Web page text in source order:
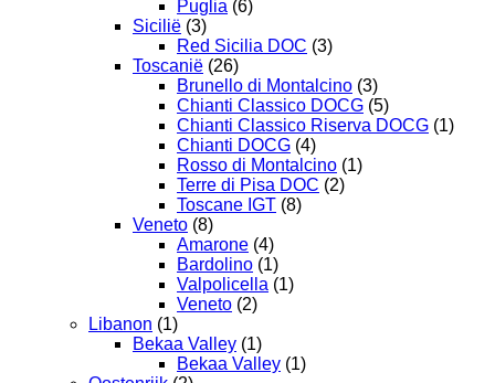
Puglia (6)
Sicilië (3)
Red Sicilia DOC (3)
Toscanië (26)
Brunello di Montalcino (3)
Chianti Classico DOCG (5)
Chianti Classico Riserva DOCG (1)
Chianti DOCG (4)
Rosso di Montalcino (1)
Terre di Pisa DOC (2)
Toscane IGT (8)
Veneto (8)
Amarone (4)
Bardolino (1)
Valpolicella (1)
Veneto (2)
Libanon (1)
Bekaa Valley (1)
Bekaa Valley (1)